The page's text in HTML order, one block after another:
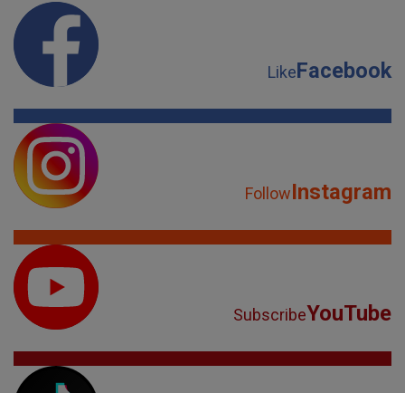
LikeFacebook
FollowInstagram
SubscribeYouTube